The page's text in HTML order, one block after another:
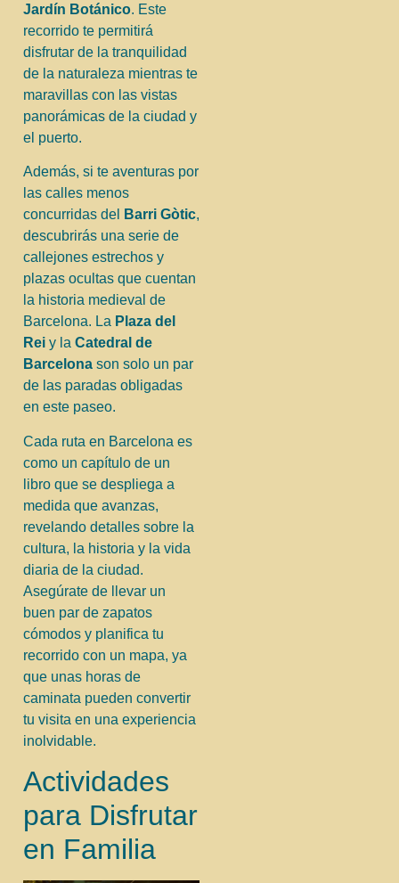
Jardín Botánico. Este
recorrido te permitirá
disfrutar de la tranquilidad
de la naturaleza mientras te
maravillas con las vistas
panorámicas de la ciudad y
el puerto.
Además, si te aventuras por
las calles menos
concurridas del
Barri Gòtic,
descubrirás una serie de
callejones estrechos y
plazas ocultas que cuentan
la historia medieval de
Barcelona. La Plaza del
Rei y la Catedral de
Barcelona son solo un par
de las paradas obligadas
en este paseo.
Cada ruta en Barcelona es
como un capítulo de un
libro que se despliega a
medida que avanzas,
revelando detalles sobre la
cultura, la historia y la vida
diaria de la ciudad.
Asegúrate de llevar un
buen par de zapatos
cómodos y planifica tu
recorrido con un mapa, ya
que unas horas de
caminata pueden convertir
tu visita en una experiencia
inolvidable.
Actividades
para Disfrutar
en Familia